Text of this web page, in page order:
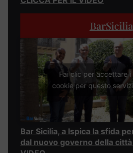
BarSicilia
Fai clic per accettare i
cookie per questo
Bar Sicilia, a Ispica la sfida
dal nuovo governo della città